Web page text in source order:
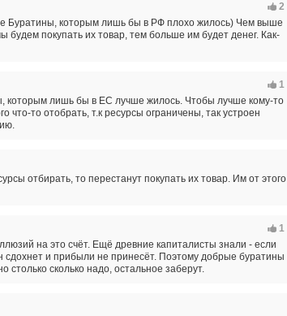
2
Буратины, которым лишь бы в РФ плохо жилось) Чем выше
покупать их товар, тем больше им будет денег. Как-
1
которым лишь бы в ЕС лучше жилось. Чтобы лучше кому-то
что-то отобрать, т.к ресурсы ограничены, так устроен
отбирать, то перестанут покупать их товар. Им от этого
1
на это счёт. Ещё древние капиталисты знали - если
сдохнет и прибыли не принесёт. Поэтому добрые буратины
столько сколько надо, остальное заберут.